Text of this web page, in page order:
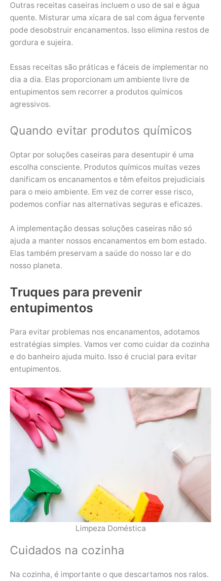
Outras receitas caseiras incluem o uso de sal e água
quente. Misturar uma xícara de sal com água fervente
pode desobstruir encanamentos. Isso elimina restos de
gordura e sujeira.
Essas receitas são práticas e fáceis de implementar no
dia a dia. Elas proporcionam um ambiente livre de
entupimentos sem recorrer a produtos químicos
agressivos.
Quando evitar produtos químicos
Optar por soluções caseiras para desentupir é uma
escolha consciente. Produtos químicos muitas vezes
danificam os encanamentos e têm efeitos prejudiciais
para o meio ambiente. Em vez de correr esse risco,
podemos confiar nas alternativas seguras e eficazes.
A implementação dessas soluções caseiras não só
ajuda a manter nossos encanamentos em bom estado.
Elas também preservam a saúde do nosso lar e do
nosso planeta.
Truques para prevenir
entupimentos
Para evitar problemas nos encanamentos, adotamos
estratégias simples. Vamos ver como cuidar da cozinha
e do banheiro ajuda muito. Isso é crucial para evitar
entupimentos.
Limpeza Doméstica
Cuidados na cozinha
Na cozinha, é importante o que descartamos nos ralos.